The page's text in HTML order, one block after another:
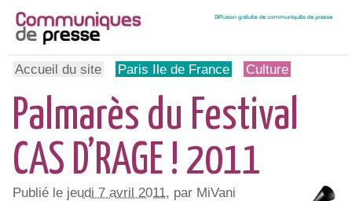
Accueil du site Paris Ile de France Culture
Palmarès du Festival
CAS D’RAGE ! 2011
Publié le jeudi 7 avril 2011, par MiVani